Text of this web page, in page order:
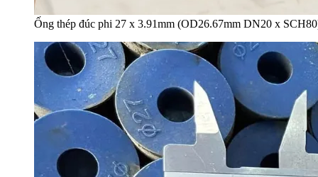
Ống thép đúc phi 27 x 3.91mm (OD26.67mm DN20 x